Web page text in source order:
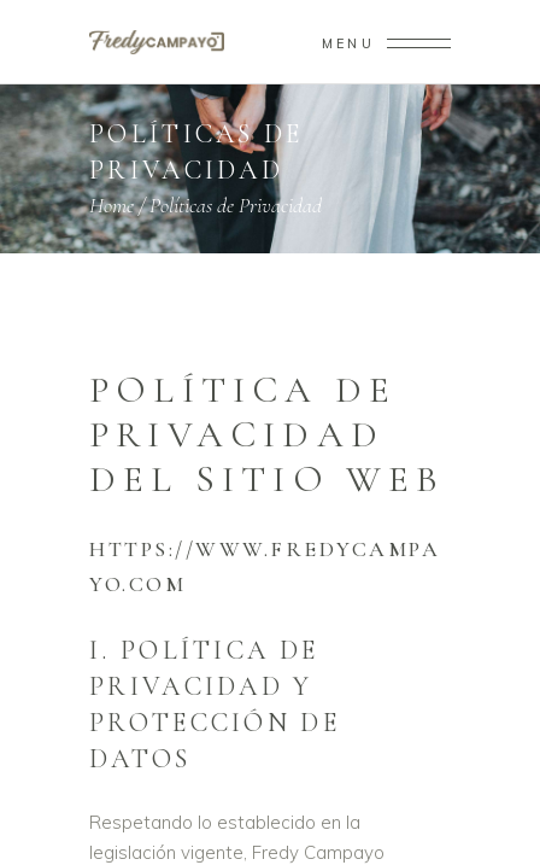
MENU
POLÍTICAS DE
PRIVACIDAD
Home/Políticas de Privacidad
POLÍTICA DE
PRIVACIDAD
DEL SITIO WEB
HTTPS://WWW.FREDYCAMPA
YO.COM
I. POLÍTICA DE
PRIVACIDAD Y
PROTECCIÓN DE
DATOS
Respetando lo establecido en la
legislación vigente, Fredy Campayo